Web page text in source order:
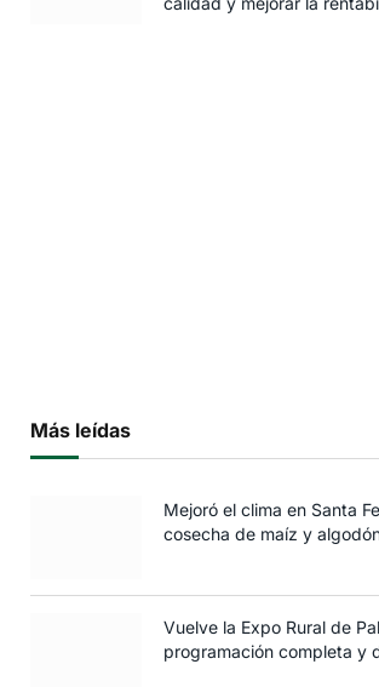
Más leídas
Mejoró el clima en Santa
cosecha de maíz y
Vuelve la Expo Rural de
programación completa y